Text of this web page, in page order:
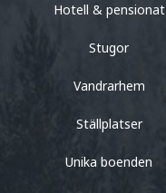
Hotell & pensionat
Stugor
Vandrarhem
Ställplatser
Unika boenden